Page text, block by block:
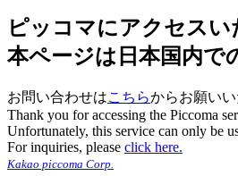
ピッコマにアクセスい
本ページは日本国内で
お問い合わせはこちらからお願いい
Thank you for accessing the Piccoma
Unfortunately, this service can only be
For inquiries, please click here.
Kakao piccoma Corp.